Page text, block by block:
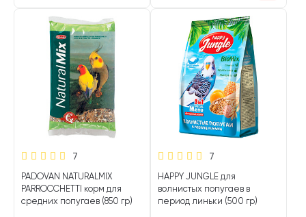
7
PADOVAN NATURALMIX
PARROCCHETTI корм для
средних попугаев (850 гр)
7
HAPPY JUNGLE для
волнистых попугаев в
период линьки (500 гр)